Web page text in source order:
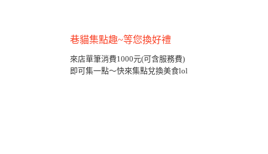
巷貓集點趣~等您換好禮
來店單筆消費1000元(可含服務費)
即可集一點～快來集點兌換美食lol